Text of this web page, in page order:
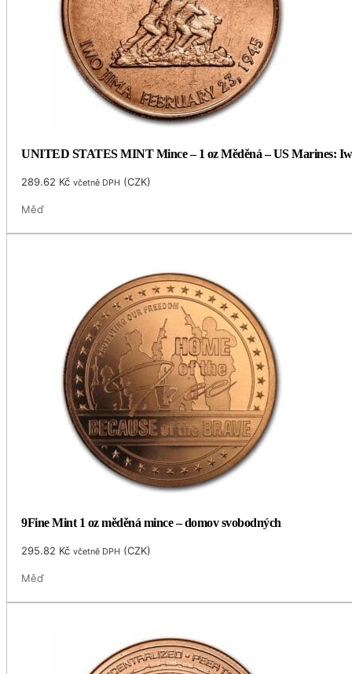
UNITED STATES MINT Mince – 1 oz Měděná – US Marines:
289.62 Kč včetně DPH (CZK)
Měď
9Fine Mint 1 oz měděná mince – domov svobodných
295.82 Kč včetně DPH (CZK)
Měď